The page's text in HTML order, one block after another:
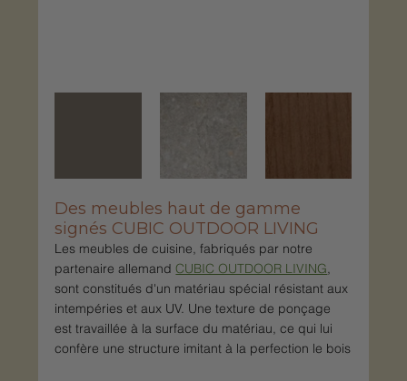
Des meubles haut de gamme
signés CUBIC OUTDOOR LIVING
Les meubles de cuisine, fabriqués par notre
partenaire allemand CUBIC OUTDOOR LIVING,
sont constitués d'un matériau spécial résistant aux
intempéries et aux UV. Une texture de ponçage
est travaillée à la surface du matériau, ce qui lui
confère une structure imitant à la perfection le bois